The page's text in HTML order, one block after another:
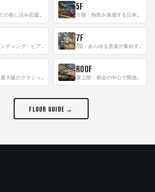
5F
7F
ROOF
FLOOR GUIDE →